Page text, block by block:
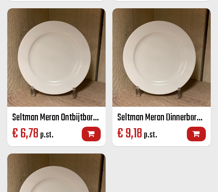
Seltman Meran Ontbijtbord wit 20 cm
€6,78p.st.
Seltman Meran Dinnerbord wit 23 cm
€9,18p.st.